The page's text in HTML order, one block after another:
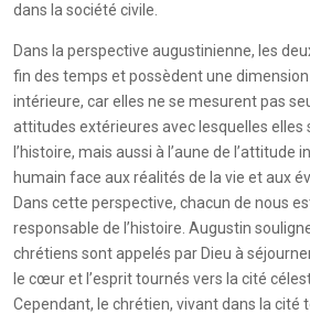
dans la société civile.
Dans la perspective augustinienne, les
fin des temps et possèdent une
intérieure, car elles ne se mesurent pas
attitudes extérieures avec lesquelles elles
l’histoire, mais aussi à l’aune de l’attitude
humain face aux réalités de la vie et aux
Dans cette perspective, chacun de nous
responsable de l’histoire. Augustin
chrétiens sont appelés par Dieu à
le cœur et l’esprit tournés vers la cité
Cependant, le chrétien, vivant dans la cité